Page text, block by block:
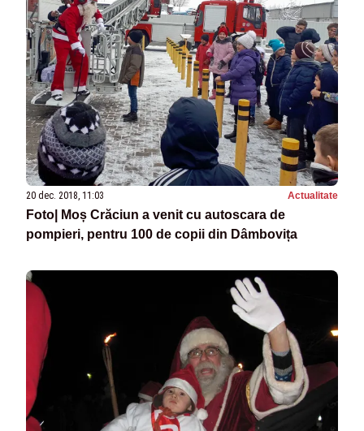
20 dec. 2018, 11:03 Actualitate
Foto| Moș Crăciun a venit cu autoscara de
pompieri, pentru 100 de copii din Dâmbovița